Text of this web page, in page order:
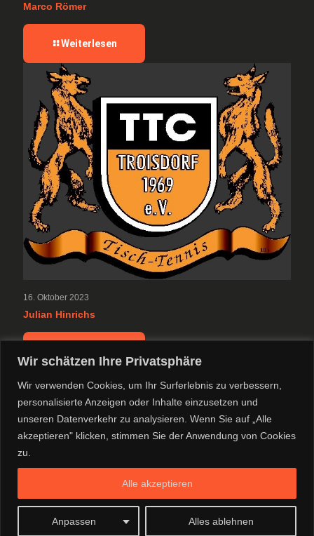
Wir schätzen Ihre Privatsphäre
Wir verwenden Cookies, um Ihr Surferlebnis zu verbessern,
personalisierte Anzeigen oder Inhalte einzusetzen und
unseren Datenverkehr zu analysieren. Wenn Sie auf „Alle
akzeptieren" klicken, stimmen Sie der Anwendung von Cookies
zu.
Anpassen Alles ablehnen
Alle akzeptieren
Marco Römer
Weiterlesen
Römer
16. Oktober 2023
Julian Hinrichs
Julian
TTC Tischtennis - die ideale Möglichkeit, sich
körperlich und geistig zu entwickeln
© 2022 TTC Troisdorf Facebook